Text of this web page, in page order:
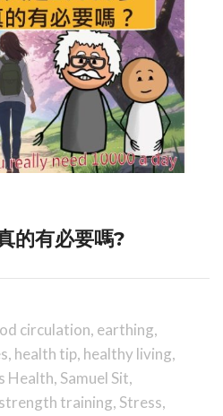
的有必要嗎?
circulation, earthing,
, health tip, healthy living,
Health, Samuel Sit,
strength training, Stress,